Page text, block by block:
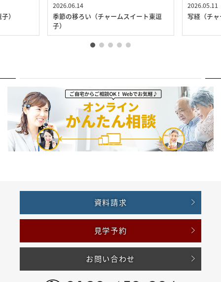
）
2026.06.14
季節の移ろい（チャームスイート東逗
子）
2026.05.11
写経（チ
資料請求
見学予約
お問い合わせ